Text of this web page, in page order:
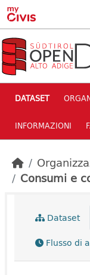
Skip to main content
DATASET
INFORMAZIONI
Consumi e
Dataset
Flusso di